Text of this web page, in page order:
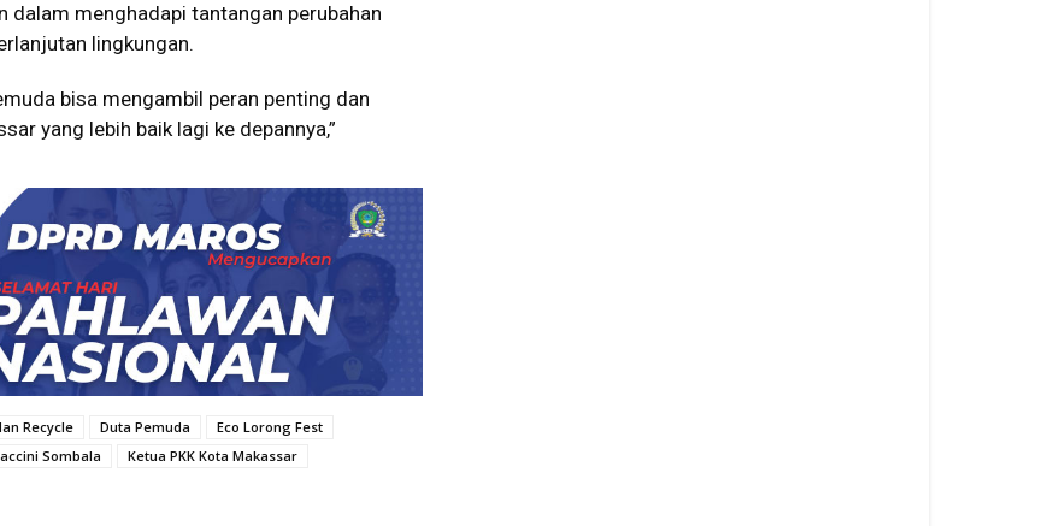
menghadapi tantangan perubahan
lingkungan.
bisa mengambil peran penting dan
yang lebih baik lagi ke depannya,”
Recycle Duta Pemuda
Eco Lorong Fest
Sombala
Ketua PKK Kota Makassar